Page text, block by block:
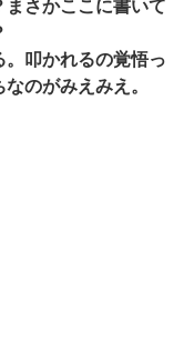
まさかここに書いて
。叩かれるの覚悟っ
のがみえみえ。